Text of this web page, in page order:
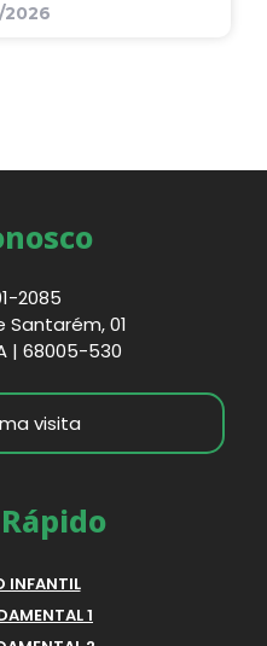
2085
Santarém, 01
| 68005-530
visita
INFANTIL
1